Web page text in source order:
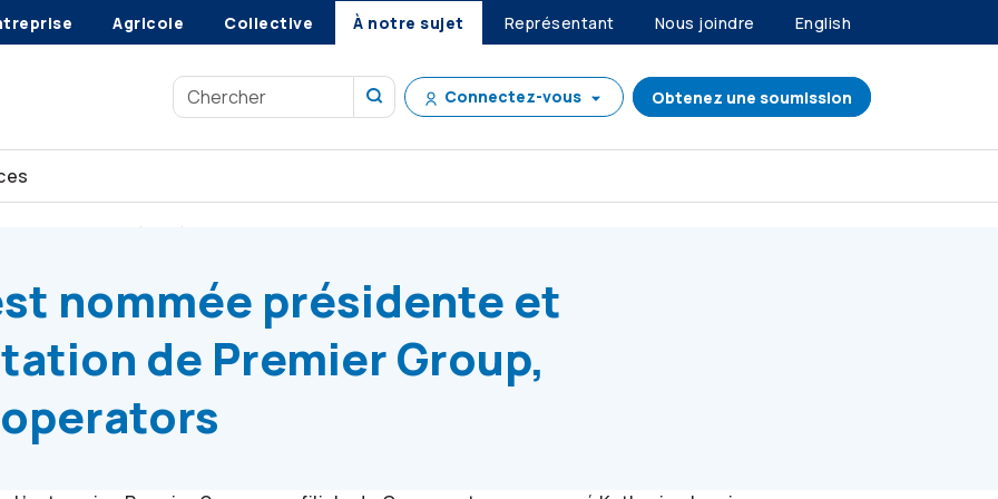
Agricole Collective À notre sujet Représentant Nous joindre English
Connectez-vous Obtenez une soumission
Ionni est nommée présidente et cheffe de l’exploitation de Premier Group, une filiale de
nommée présidente et
de Premier Group,